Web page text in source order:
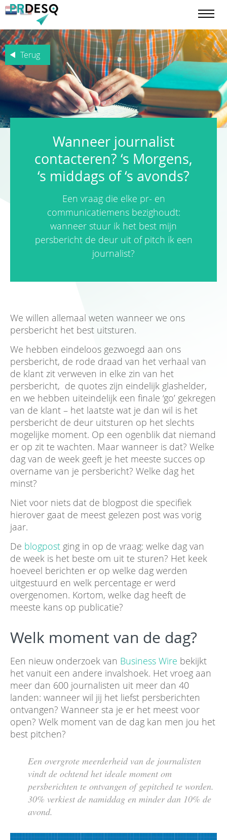
Terug
Wanneer journalist
contacteren? ‘s Morgens,
‘s middags of ‘s avonds?
Een vraag die elke pr- en
communicatiemens bezighoudt:
wanneer stuur ik het best mijn
persbericht de deur uit of pitch ik een
journalist?
We willen allemaal weten wanneer we ons
persbericht het best uitsturen.
We hebben eindeloos gezwoegd aan ons
persbericht, de rode draad van het verhaal van
de klant zit verweven in elke zin van het
persbericht, de quotes zijn eindelijk glashelder,
en we hebben uiteindelijk een finale ‘go’ gekregen
van de klant – het laatste wat je dan wil is het
persbericht de deur uitsturen op het slechts
mogelijke moment. Op een ogenblik dat niemand
er op zit te wachten. Maar wanneer is dat? Welke
dag van de week geeft je het meeste succes op
overname van je persbericht? Welke dag het
minst?
Niet voor niets dat de blogpost die specifiek
hierover gaat de meest gelezen post was vorig
jaar.
De blogpost ging in op de vraag: welke dag van
de week is het beste om uit te sturen? Het keek
hoeveel berichten er op welke dag werden
uitgestuurd en welk percentage er werd
overgenomen. Kortom, welke dag heeft de
meeste kans op publicatie?
Welk moment van de dag?
Een nieuw onderzoek van Business Wire bekijkt
het vanuit een andere invalshoek. Het vroeg aan
meer dan 600 journalisten uit meer dan 40
landen: wanneer wil jij het liefst persberichten
ontvangen? Wanneer sta je er het meest voor
open? Welk moment van de dag kan men jou het
best pitchen?
Een overgrote meerderheid van de journalisten
vindt de ochtend het ideale moment om
persberichten te ontvangen of gepitched te worden.
30% verkiest de namiddag en minder dan 10% de
avond.